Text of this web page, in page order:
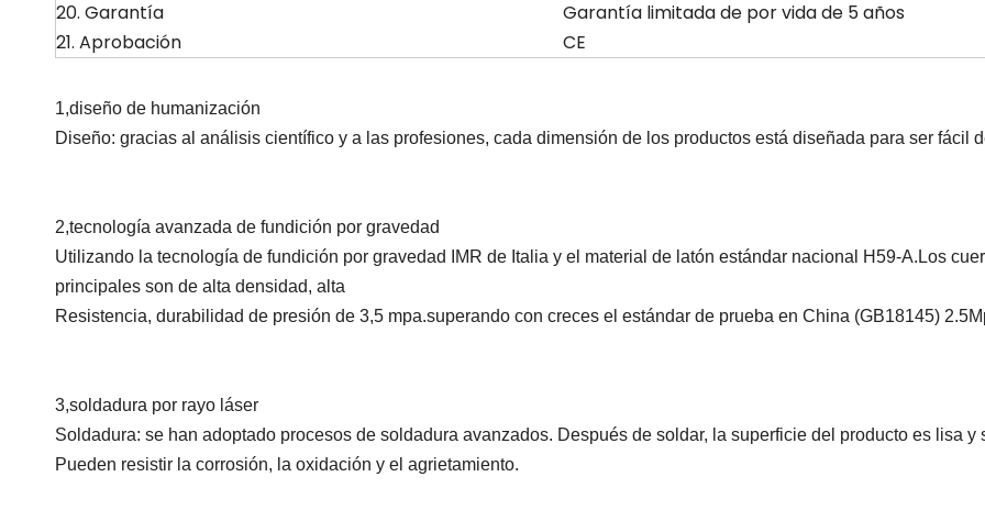
20. Garantía
Garantía limitada de por vida de 5 años
21. Aprobación
CE
1,diseño de humanización
Diseño: gracias al análisis científico y a las profesiones, cada dimensión de los productos está diseñada para ser fácil
2,tecnología avanzada de fundición por gravedad
Utilizando la tecnología de fundición por gravedad IMR de Italia y el material de latón estándar nacional H59-A.Los
principales son de alta densidad, alta
Resistencia, durabilidad de presión de 3,5 mpa.superando con creces el estándar de prueba en China (GB18145)
3,soldadura por rayo láser
Soldadura: se han adoptado procesos de soldadura avanzados. Después de soldar, la superficie del producto es lisa y
Pueden resistir la corrosión, la oxidación y el agrietamiento.